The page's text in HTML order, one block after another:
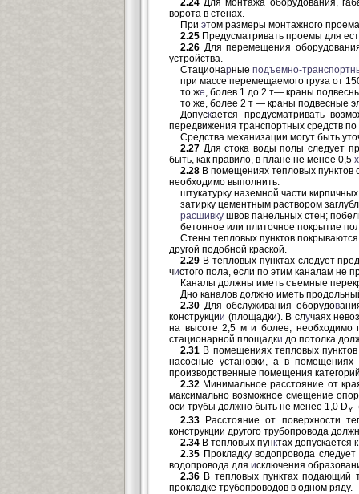
2.24 Для монтажа оборудования,
ворота в стенах.
При этом размеры монтажного
2.25 Предусматривать проемы для
2.26 Для перемещения
устройства.
Стационарные подъемно-
при массе перемещаемого груза от
то же, болев 1 до 2 т— краны
то же, более 2 т — краны подвесные
Допускается предусматривать
передвижения транспортных средств
Средства механизации могут быть
2.27 Для стока воды полы следует
быть, как правило, в плане не менее 0,5 х
2.28 В помещениях тепловых пунктов
необходимо выполнить:
штукатурку наземной части
затирку цементным раствором
расшивку швов панельных стен;
бетонное или плиточное покрытие
Стены тепловых пунктов
другой подобной краской.
2.29 В тепловых пунктах следует
чистого пола, если по этим каналам не
Каналы должны иметь съемные
Дно каналов должно иметь
2.30 Для обслуживания оборудов
конструкции (площадки). В случаях
на высоте 2,5 м и более, необходимо
стационарной площадки до потолка
2.31 В помещениях тепловых пунктов
насосные установки, а в помещениях
производственные помещения
2.32 Минимальное расстояние от
максимально возможное смещение
оси трубы должно быть не менее 1,0 DY
2.33 Расстояние от поверхности
конструкции другого трубопровода
2.34 В тепловых пунктах допускается
2.35 Прокладку водопровода
водопровода для исключения
2.36 В тепловых пунктах подающий
прокладке трубопроводов в одном ряду.